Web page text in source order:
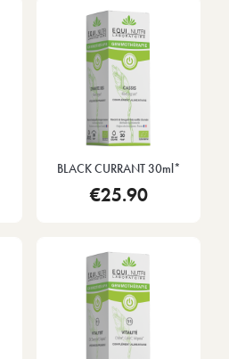
BLACK CURRANT 30ml*
€25.90